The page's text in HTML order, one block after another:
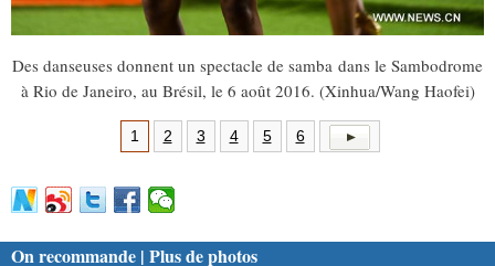
Des danseuses donnent un spectacle de samba dans le Sambodrome
à Rio de Janeiro, au Brésil, le 6 août 2016. (Xinhua/Wang Haofei)
1 2 3 4 5 6
On recommande | Plus de photos